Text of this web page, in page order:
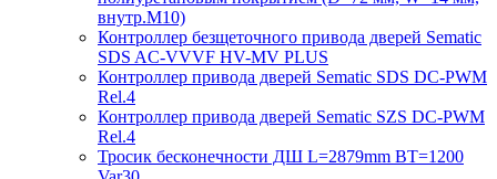
внутр.М10)
Контроллер безщеточного привода дверей Sematiс
SDS AC-VVVF HV-MV PLUS
Контроллер привода дверей Sematic SDS DC-PWM
Rel.4
Контроллер привода дверей Sematic SZS DC-PWM
Rel.4
Тросик бесконечности ДШ L=2879mm BT=1200